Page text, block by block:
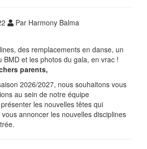
Par Harmony Balma
des remplacements en danse, un
BMD et les photos du gala, en vrac !
parents,
2026/2027, nous souhaitons vous
au sein de notre équipe
les nouvelles têtes qui
annoncer les nouvelles disciplines